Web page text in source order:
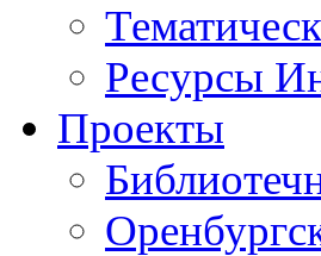
Ресурсы
Проекты